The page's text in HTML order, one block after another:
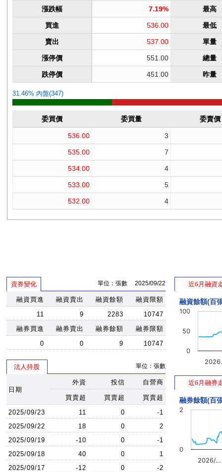
資券變化 單位：張數 2025/09/22
融資買進 融資賣出 融資餘額
融資限額
11
9 2283
10747
融券買進
融券賣出 融券餘額
融券限額
0
0 9 10747
法人持股 單位：張數
日期
外資 投信 自營商
買賣超 買賣超
買賣超
2025/09/23
11 0
-1
2025/09/22
18 0
2
2025/09/19
-10 0
-1
2025/09/18
40 0
1
2025/09/17
-12 0 -2
近6月融資
融資餘額(百
0
50
100
近6月融券
融券餘額(百
2026/…
0
2